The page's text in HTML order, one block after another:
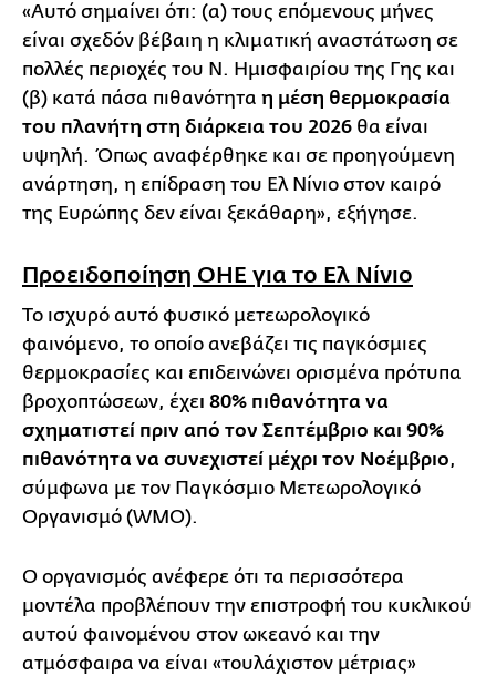
«Αυτό σημαίνει ότι: (α) τους επόμενους μήνες
είναι σχεδόν βέβαιη η κλιματική αναστάτωση σε
πολλές περιοχές του Ν. Ημισφαιρίου της Γης και
(β) κατά πάσα πιθανότητα η μέση θερμοκρασία
του πλανήτη στη διάρκεια του 2026 θα είναι
υψηλή. Όπως αναφέρθηκε και σε προηγούμενη
ανάρτηση, η επίδραση του Ελ Νίνιο στον καιρό
της Ευρώπης δεν είναι ξεκάθαρη», εξήγησε.
Προειδοποίηση ΟΗΕ για το Ελ Νίνιο
Το ισχυρό αυτό φυσικό μετεωρολογικό
φαινόμενο, το οποίο ανεβάζει τις παγκόσμιες
θερμοκρασίες και επιδεινώνει ορισμένα πρότυπα
βροχοπτώσεων, έχει 80% πιθανότητα να
σχηματιστεί πριν από τον Σεπτέμβριο και 90%
πιθανότητα να συνεχιστεί μέχρι τον Νοέμβριο,
σύμφωνα με τον Παγκόσμιο Μετεωρολογικό
Οργανισμό (WMO).
Ο οργανισμός ανέφερε ότι τα περισσότερα
μοντέλα προβλέπουν την επιστροφή του κυκλικού
αυτού φαινομένου στον ωκεανό και την
ατμόσφαιρα να είναι «τουλάχιστον μέτριας»